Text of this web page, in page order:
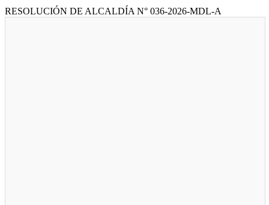
RESOLUCIÓN DE ALCALDÍA N° 036-2026-MDL-A